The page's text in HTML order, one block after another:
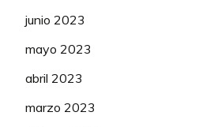
junio 2023
mayo 2023
abril 2023
marzo 2023